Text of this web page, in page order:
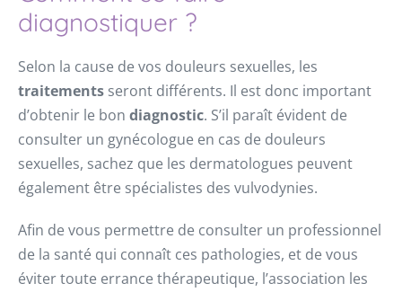
diagnostiquer ?
Selon la cause de vos douleurs sexuelles, les
traitements seront différents. Il est donc important
d’obtenir le bon diagnostic. S’il paraît évident de
consulter un gynécologue en cas de douleurs
sexuelles, sachez que les dermatologues peuvent
également être spécialistes des vulvodynies.
Afin de vous permettre de consulter un professionnel
de la santé qui connaît ces pathologies, et de vous
éviter toute errance thérapeutique, l’association les